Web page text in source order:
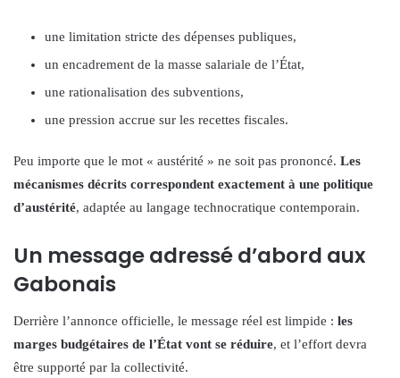
une limitation stricte des dépenses publiques,
un encadrement de la masse salariale de l’État,
une rationalisation des subventions,
une pression accrue sur les recettes fiscales.
Peu importe que le mot « austérité » ne soit pas prononcé. Les
mécanismes décrits correspondent exactement à une politique
d’austérité, adaptée au langage technocratique contemporain.
Un message adressé d’abord aux
Gabonais
Derrière l’annonce officielle, le message réel est limpide : les
marges budgétaires de l’État vont se réduire, et l’effort devra
être supporté par la collectivité.